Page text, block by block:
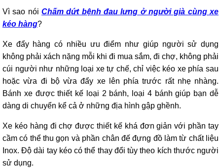
Vì sao nói Chấm dứt bệnh đau lưng ở người già cùng xe
kéo hàng?
Xe đẩy hàng có nhiều ưu điểm như giúp người sử dụng
không phải xách nặng mỗi khi đi mua sắm, đi chợ, không phải
cúi người như những loại xe tự chế, chỉ việc kéo xe phía sau
hoặc vừa đi bộ vừa đẩy xe lên phía trước rất nhẹ nhàng.
Bánh xe được thiết kế loại 2 bánh, loại 4 bánh giúp bạn dễ
dàng di chuyển kể cả ở những địa hình gập ghềnh.
Xe kéo hàng đi chợ được thiết kế khá đơn giản với phần tay
cầm có thể thu gọn và phần chân đế đựng đồ làm từ chất liệu
Inox. Độ dài tay kéo có thể thay đổi tùy theo kích thước người
sử dụng.